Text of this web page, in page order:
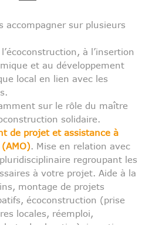
accompagner sur plusieurs
l’écoconstruction, à l’insertion
et au développement
local en lien avec les
sur le rôle du maître
solidaire.
de projet et assistance à
. Mise en relation avec
regroupant les
à votre projet. Aide à la
montage de projets
écoconstruction (prise
locales, réemploi,